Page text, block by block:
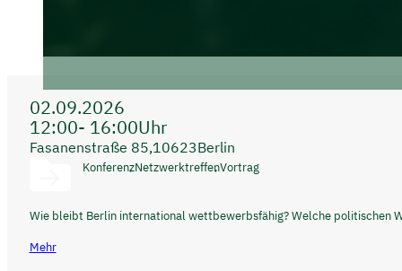
02.09.2026
12:00- 16:00Uhr
Fasanenstraße 85,10623Berlin
KonferenzNetzwerktreffenVortrag
Wie bleibt Berlin international wettbewerbsfähig? Welche politischen
Mehr